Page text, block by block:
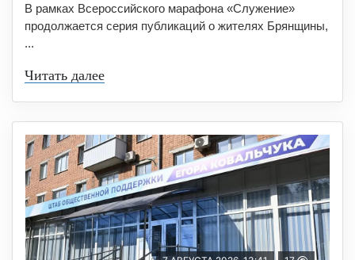
В рамках Всероссийского марафона «Служение»
продолжается серия публикаций о жителях Брянщины,
...
Читать далее